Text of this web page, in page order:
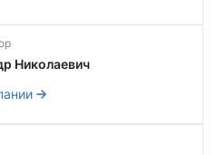
Николаевич